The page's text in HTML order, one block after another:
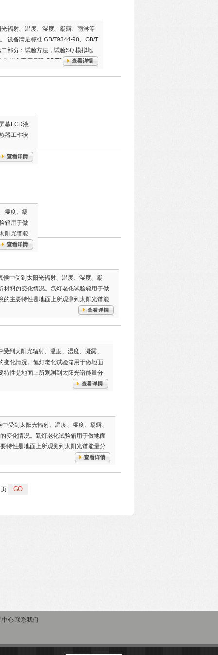
辐射、温度、湿度、凝露、雨淋等
设备满足标准 GB/T9344-98、GB/T
部分：试验方法，试验SQ:模拟地
造光色牢度氙弧 GB/T8430-98纺织
幕LCD液
器工作状
湿度、凝
箱用于做
阳光谱能
中受到太阳光辐射、温度、湿度、凝
材料的变化情况。氙灯老化试验箱用于做
的主要特性是地面上所观测到太阳光谱能
到太阳光辐射、温度、湿度、凝露、
变化情况。氙灯老化试验箱用于做地面
特性是地面上所观测到太阳光谱能量分
受到太阳光辐射、温度、湿度、凝露、
变化情况。氙灯老化试验箱用于做地面
特性是地面上所观测到太阳光谱能量分
页
中心 联系我们